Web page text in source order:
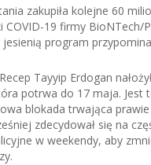
zakupiła kolejne 60
COVID-19 firmy BioNTech/
program
Tayyip Erdogan
potrwa do 17 maja. Jest
blokada trwająca
zdecydował się na
w weekendy, aby